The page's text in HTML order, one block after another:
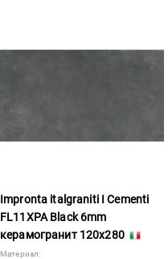
Impronta italgraniti I Cementi
FL11XPA Black 6mm
керамогранит 120x280
Материал: